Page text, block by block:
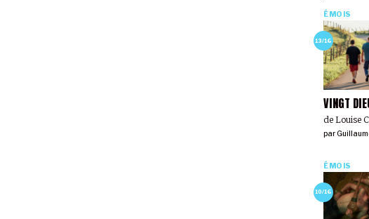
13/16
VINGT
de Louise
ÉMOIS
par
10/16
ÉMOIS